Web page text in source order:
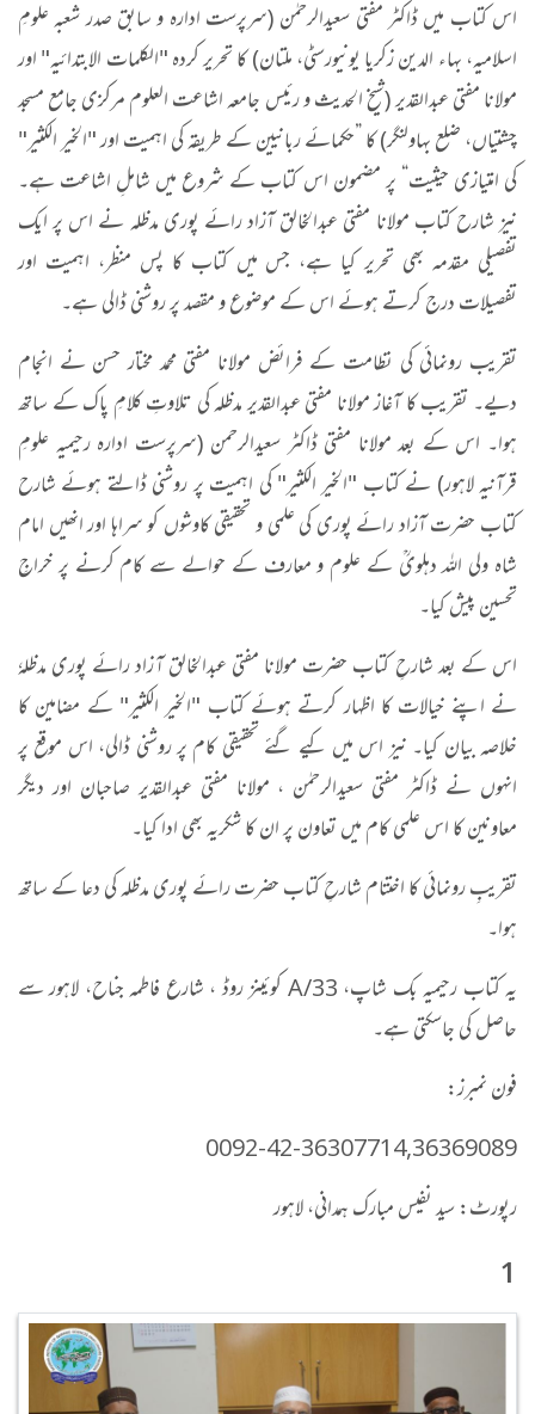
اس کتاب میں ڈاکٹر مفتی سعیدالرحمٰن (سرپرست ادارہ و سابق صدر شعبہ علومِ
اسلامیہ، بہاء الدین زکریا یونیورسٹی، ملتان) کا تحریر کردہ "الکلمات الابتدائیہ" اور
مولانا مفتی عبدالقدیر (شیخ الحدیث و رئیس جامعہ اشاعت العلوم مرکزی جامع مسجد
چشتیاں، ضلع بہاولنگر) کا ”حکمائے ربانیین کے طریقہ کی اہمیت اور "الخیر الکثیر"
کی امتیازی حیثیت“ پر مضمون اس کتاب کے شروع میں شاملِ اشاعت ہے۔
نیز شارح کتاب مولانا مفتی عبدالخالق آزاد رائے پوری مدظلہ نے اس پر ایک
تفصیلی مقدمہ بھی تحریر کیا ہے، جس میں کتاب کا پس منظر، اہمیت اور
تفصیلات درج کرتے ہوئے اس کے موضوع و مقصد پر روشنی ڈالی ہے۔
تقریب رونمائی کی نظامت کے فرائض مولانا مفتی محمد مختار حسن نے انجام
دیے۔ تقریب کا آغاز مولانا مفتی عبدالقدیر مدظلہ کی تلاوتِ کلامِ پاک کے ساتھ
ہوا۔ اس کے بعد مولانا مفتی ڈاکٹر سعیدالرحمن (سرپرست ادارہ رحیمیہ علومِ
قرآنیہ لاہور) نے کتاب "الخیر الکثیر" کی اہمیت پر روشنی ڈالتے ہوئے شارح
کتاب حضرت آزاد رائے پوری کی علمی و تحقیقی کاوشوں کو سراہا اور انھیں امام
شاہ ولی اللہ دہلویؒ کے علوم و معارف کے حوالے سے کام کرنے پر خراجِ
تحسین پیش کیا۔
اس کے بعد شارحِ کتاب حضرت مولانا مفتی عبدالخالق آزاد رائے پوری مدظلہٗ
نے اپنے خیالات کا اظہار کرتے ہوئے کتاب "الخیر الکثیر" کے مضامین کا
خلاصہ بیان کیا۔ نیز اس میں کیے گئے تحقیقی کام پر روشنی ڈالی، اس موقع پر
انہوں نے ڈاکٹر مفتی سعیدالرحمٰن ، مولانا مفتی عبدالقدیر صاحبان اور دیگر
معاونین کا اس علمی کام میں تعاون پر ان کا شکریہ بھی ادا کیا۔
تقریبِ رونمائی کا اختتام شارحِ کتاب حضرت رائے پوری مدظلہ کی دعا کے ساتھ
ہوا۔
یہ کتاب رحیمیہ بک شاپ، 33/A کوئینز روڈ ، شارع فاطمه جناح، لاهور سے
حاصل کی جاسکتی ہے۔
فون نمبرز:
0092-42-36307714,36369089
رپورٹ: سید نفیس مبارک ہمدانی، لاہور
1